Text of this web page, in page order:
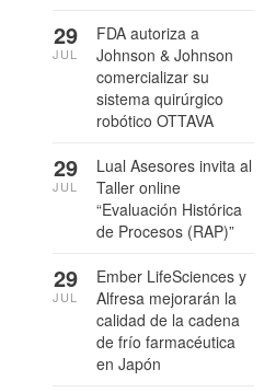
FDA autoriza a
Johnson & Johnson
comercializar su
sistema quirúrgico
robótico OTTAVA
29
JUL
Lual Asesores invita al
Taller online
“Evaluación Histórica
de Procesos (RAP)”
29
JUL
Ember LifeSciences y
Alfresa mejorarán la
calidad de la cadena
de frío farmacéutica
en Japón
29
JUL